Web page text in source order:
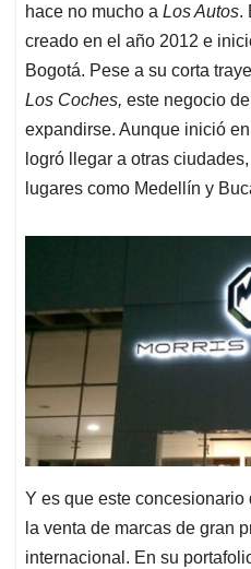
hace no mucho a Los Autos.
creado en el año 2012 e
Bogotá. Pese a su corta
Los Coches, este negocio
expandirse. Aunque inició
logró llegar a otras
lugares como Medellín y
Y es que este concesionario
la venta de marcas de gran
internacional. En su